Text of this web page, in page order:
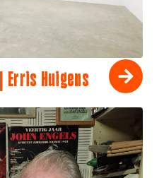
Erris Huigens